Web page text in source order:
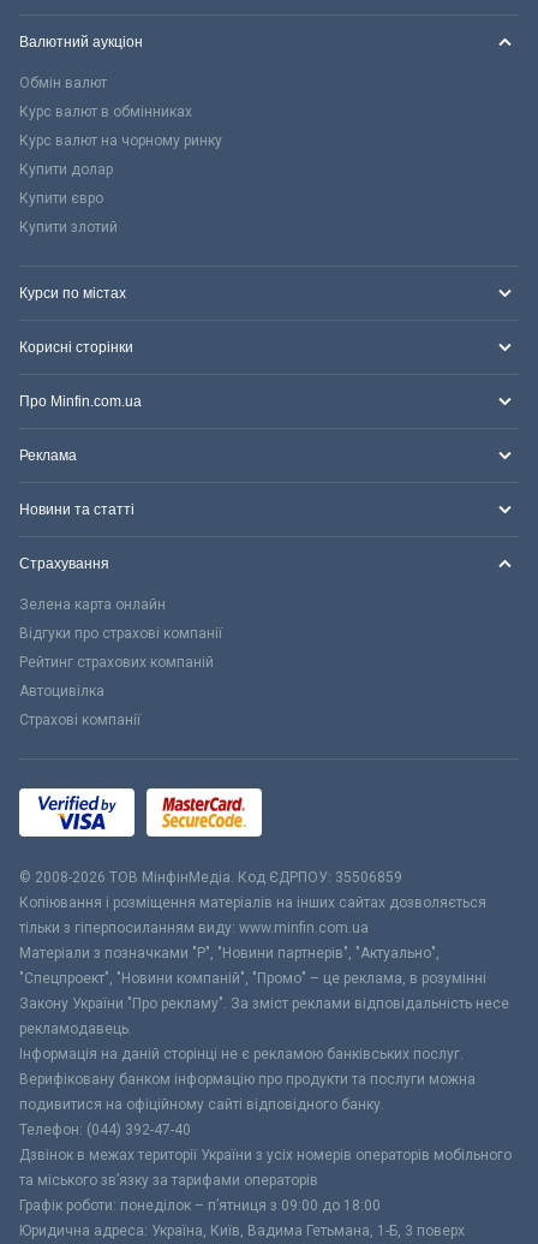
Валютний аукціон
Обмін валют
Курс валют в обмінниках
Курс валют на чорному ринку
Купити долар
Купити євро
Купити злотий
Курси по містах
Корисні сторінки
Про Minfin.com.ua
Реклама
Новини та статті
Страхування
Зелена карта онлайн
Відгуки про страхові компанії
Рейтинг страхових компаній
Автоцивілка
Страхові компанії
© 2008-2026 ТОВ МiнфiнМедiа. Код ЄДРПОУ: 35506859
Копіювання і розміщення матеріалів на інших сайтах дозволяється
тільки з гіперпосиланням виду: www.minfin.com.ua
Матеріали з позначками "Р", "Новини партнерів", "Актуально",
"Спецпроект", "Новини компаній", "Промо" – це реклама, в розумінні
Закону України "Про рекламу". За зміст реклами відповідальність несе
рекламодавець.
Інформація на даній сторінці не є рекламою банківських послуг.
Верифіковану банком інформацію про продукти та послуги можна
подивитися на офіційному сайті відповідного банку.
Телефон: (044) 392-47-40
Дзвінок в межах території України з усіх номерів операторів мобільного
та міського зв’язку за тарифами операторів
Графік роботи: понеділок – п’ятниця з 09:00 до 18:00
Юридична адреса: Україна, Київ, Вадима Гетьмана, 1-Б, 3 поверх